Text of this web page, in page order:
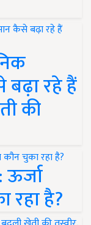
रहे हैं
की
रहा है?